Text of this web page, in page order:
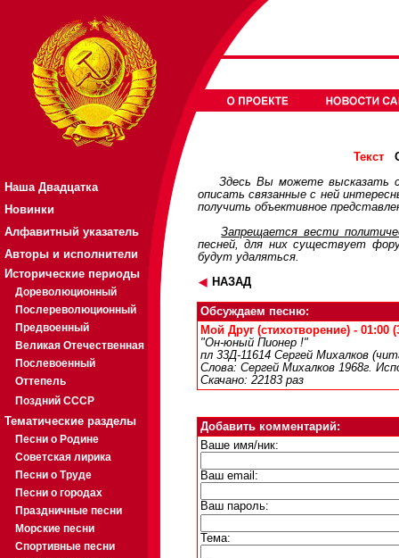
Наша Двадцатка
Новинки
Алфавитный указатель
Авторы и исполнители
Исторические периоды
Дореволюционный
Послереволюционный
Предвоенный
Великая Отечественная
Послевоенный
Оттепель
Поздний СССР
Тематические разделы
Песни о Родине
Советская лирика
Песни о Труде
Песни о городах
Праздничные песни
Морские песни
Спортивные песни
Текст
Здесь Вы можете высказать
описать связанные с ней
получить объективное
Запрещается вести
песней, для них существует
будут удаляться.
НАЗАД
Обсуждаем песню:
Мой Друг (стихотворение) - 01:00
"Он-юный Пионер !"
пл 33Д-11614 Сергей Михалков
Слова: Сергей Михалков 1968г.
Скачано: 22183 раз
Добавить комментарий:
Ваше имя/ник:
Ваш email:
Ваш пароль:
Тема: